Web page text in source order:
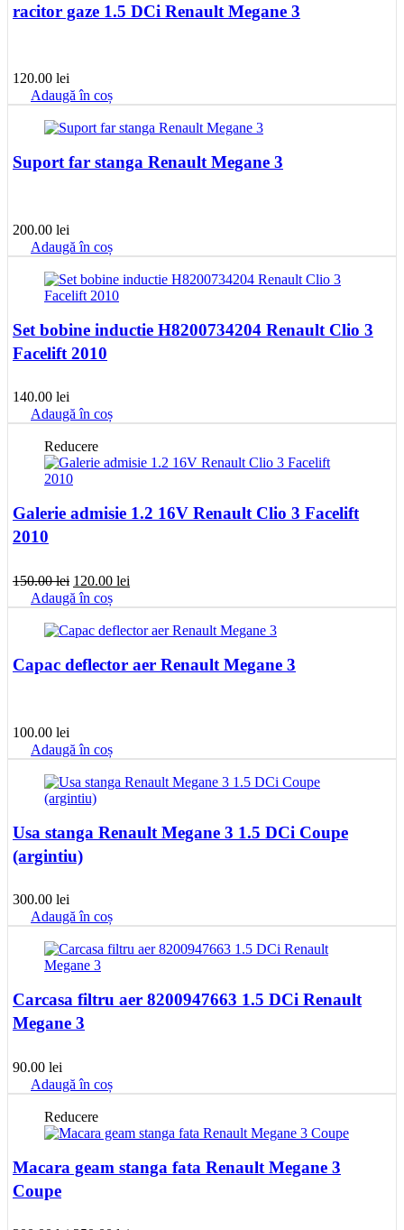
racitor gaze 1.5 DCi Renault Megane 3
120.00 lei
Adaugă în coș
Suport far stanga Renault Megane 3
200.00 lei
Adaugă în coș
Set bobine inductie H8200734204 Renault Clio 3
Facelift 2010
140.00 lei
Adaugă în coș
Reducere
Galerie admisie 1.2 16V Renault Clio 3 Facelift
2010
150.00lei Prețul
inițial
a
fost:
120.00 lei
este:
120.00 lei.
Adaugă în coș
Capac deflector aer Renault Megane 3
100.00 lei
Adaugă în coș
Usa stanga Renault Megane 3 1.5 DCi Coupe
(argintiu)
300.00 lei
Adaugă în coș
Carcasa filtru aer 8200947663 1.5 DCi Renault
Megane 3
90.00 lei
Adaugă în coș
Reducere
Macara geam stanga fata Renault Megane 3
Coupe